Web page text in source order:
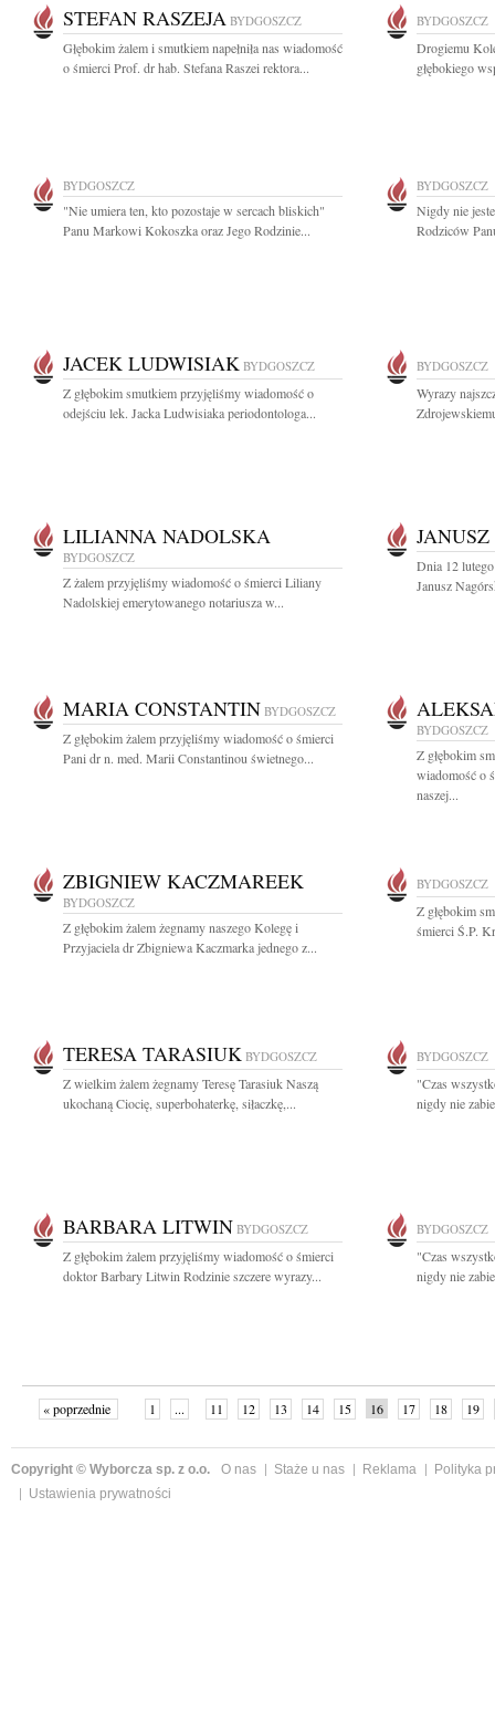
STEFAN RASZEJA BYDGOSZCZ
Głębokim żalem i smutkiem napełniła nas wiadomość
o śmierci Prof. dr hab. Stefana Raszei rektora...
BYDGOSZCZ
Drogiemu
głębokiego
BYDGOSZCZ
"Nie umiera ten, kto pozostaje w sercach bliskich"
Panu Markowi Kokoszka oraz Jego Rodzinie...
BYDGOSZCZ
Nigdy nie
Rodziców
JACEK LUDWISIAK BYDGOSZCZ
Z głębokim smutkiem przyjęliśmy wiadomość o
odejściu lek. Jacka Ludwisiaka periodontologa...
BYDGOSZCZ
Wyrazy
LILIANNA NADOLSKA
BYDGOSZCZ
Z żalem przyjęliśmy wiadomość o śmierci Liliany
Nadolskiej emerytowanego notariusza w...
Dnia 12
Janusz
MARIA CONSTANTIN BYDGOSZCZ
Z głębokim żalem przyjęliśmy wiadomość o śmierci
Pani dr n. med. Marii Constantinou świetnego...
BYDGOSZCZ
Z głębokim
wiadomość o
naszej...
ZBIGNIEW KACZMAREEK
BYDGOSZCZ
Z głębokim żalem żegnamy naszego Kolegę i
Przyjaciela dr Zbigniewa Kaczmarka jednego z...
BYDGOSZCZ
Z głębokim
śmierci Ś.P.
TERESA TARASIUK BYDGOSZCZ
Z wielkim żalem żegnamy Teresę Tarasiuk Naszą
ukochaną Ciocię, superbohaterkę, siłaczkę,...
BYDGOSZCZ
"Czas
nigdy nie
BARBARA LITWIN BYDGOSZCZ
Z głębokim żalem przyjęliśmy wiadomość o śmierci
doktor Barbary Litwin Rodzinie szczere wyrazy...
BYDGOSZCZ
"Czas
nigdy nie
« poprzednie 1 ... 11 12 13 14 15 16 17 18
19
Copyright © Wyborcza sp. z o.o. O nas Staże u nas Reklama
Polityka
Ustawienia prywatności